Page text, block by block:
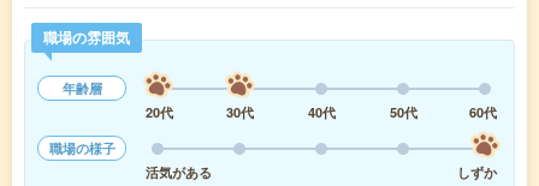
職場の雰囲気
年齢層
20代
30代 40代 50代
60代
職場の様子
活気がある
しずか